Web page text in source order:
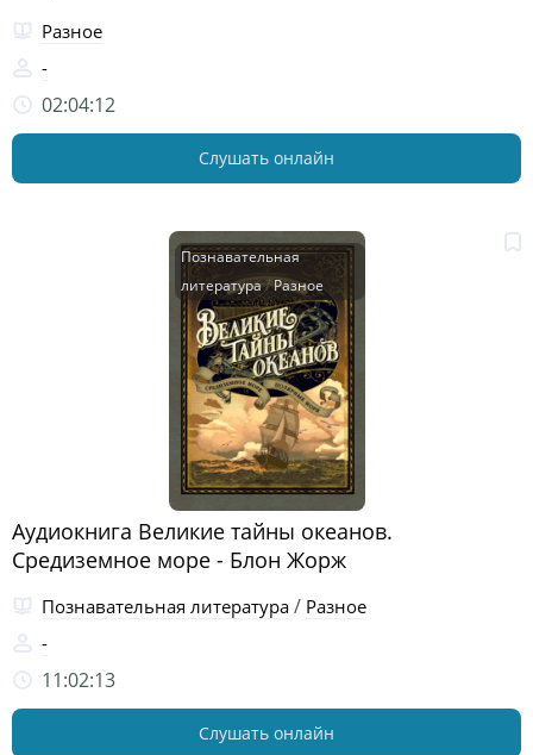
Разное
-
02:04:12
Слушать онлайн
Познавательная
литература/Разное
Аудиокнига Великие тайны океанов.
Средиземное море - Блон Жорж
Познавательная литература / Разное
-
11:02:13
Слушать онлайн